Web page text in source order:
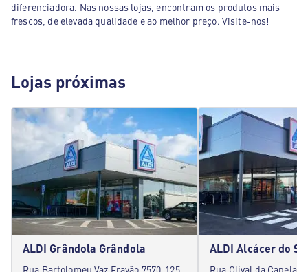
diferenciadora. Nas nossas lojas, encontram os produtos mais
frescos, de elevada qualidade e ao melhor preço. Visite-nos!
Lojas próximas
ALDI Grândola Grândola
Rua Bartolomeu Vaz Frayão 7570-125
Rua Olival da Capela